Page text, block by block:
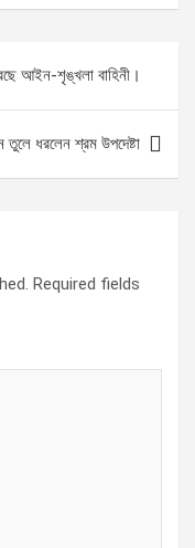
আইন-শৃঙ্খলা বাহিনী।
তুলে ধরলেন শ্রম উপদেষ্টা
Required fields